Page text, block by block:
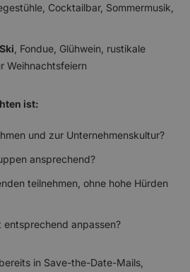
Cocktailbar, Sommermusik,
, Fondue, Glühwein, rustikale
Weihnachtsfeiern
ist:
und zur Unternehmenskultur?
ansprechend?
teilnehmen, ohne hohe Hürden
anpassen?
in Save-the-Date-Mails,